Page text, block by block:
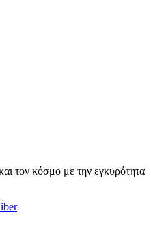
τον κόσμο με την εγκυρότητα